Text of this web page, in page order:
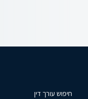
חיפוש עורך דין